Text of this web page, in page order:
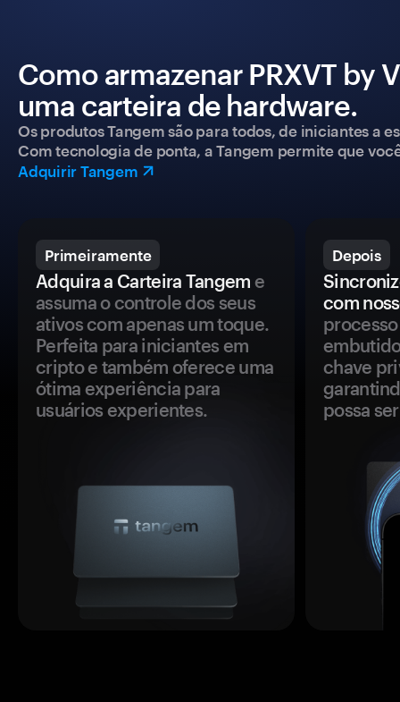
Como armazenar PRXVT by
uma carteira de hardware.
Os produtos Tangem são para todos, de iniciantes a
Com tecnologia de ponta, a Tangem permite que
Adquirir Tangem
Primeiramente
Adquira a Carteira Tangem e
assuma o controle dos seus
ativos com apenas um toque.
Perfeita para iniciantes em
cripto e também oferece uma
ótima experiência para
usuários experientes.
Depois
com
chave
possa